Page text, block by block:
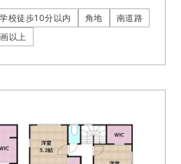
校徒歩10分以内 角地
南道路
以上